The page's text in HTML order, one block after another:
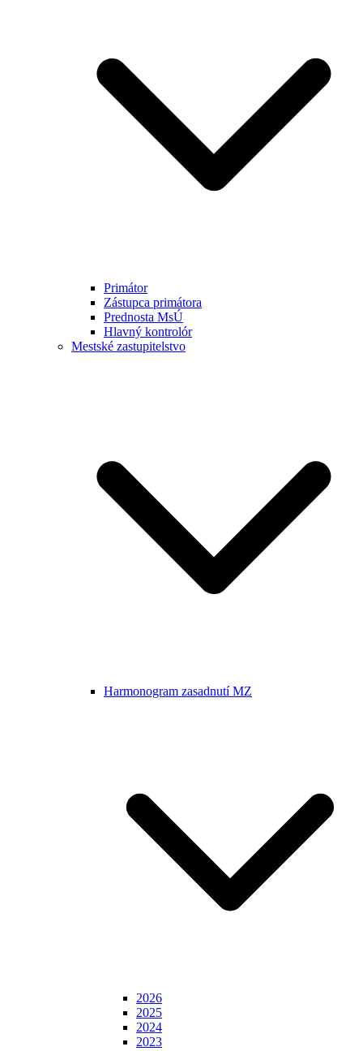
Primátor
Zástupca primátora
Prednosta MsÚ
Hlavný kontrolór
Mestské zastupitelstvo
Harmonogram zasadnutí MZ
2026
2025
2024
2023